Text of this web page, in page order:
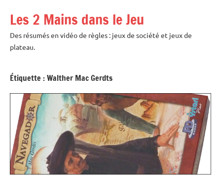
contenu
Les 2 Mains dans le Jeu
Des résumés en vidéo de règles : jeux de société et jeux de
plateau.
Étiquette :Walther Mac Gerdts